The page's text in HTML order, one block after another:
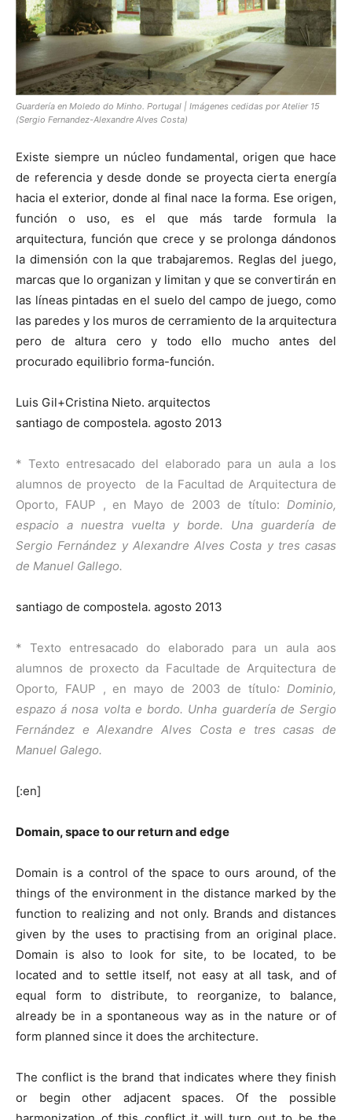
Guardería en Moledo do Minho. Portugal | Imágenes cedidas por Atelier 15
(Sergio Fernandez-Alexandre Alves Costa)
Existe siempre un núcleo fundamental, origen que hace
de referencia y desde donde se proyecta cierta energía
hacia el exterior, donde al final nace la forma. Ese origen,
función o uso, es el que más tarde formula la
arquitectura, función que crece y se prolonga dándonos
la dimensión con la que trabajaremos. Reglas del juego,
marcas que lo organizan y limitan y que se convertirán en
las líneas pintadas en el suelo del campo de juego, como
las paredes y los muros de cerramiento de la arquitectura
pero de altura cero y todo ello mucho antes del
procurado equilibrio forma-función.
Luis Gil+Cristina Nieto. arquitectos
santiago de compostela. agosto 2013
* Texto entresacado del elaborado para un aula a los
alumnos de proyecto de la Facultad de Arquitectura de
Oporto, FAUP , en Mayo de 2003 de título: Dominio,
espacio a nuestra vuelta y borde. Una guardería de
Sergio Fernández y Alexandre Alves Costa y tres casas
de Manuel Gallego.
santiago de compostela. agosto 2013
* Texto entresacado do elaborado para un aula aos
alumnos de proxecto da Facultade de Arquitectura de
Oporto, FAUP , en mayo de 2003 de título: Dominio,
espazo á nosa volta e bordo. Unha guardería de Sergio
Fernández e Alexandre Alves Costa e tres casas de
Manuel Galego.
[:en]
Domain, space to our return and edge
Domain is a control of the space to ours around, of the
things of the environment in the distance marked by the
function to realizing and not only. Brands and distances
given by the uses to practising from an original place.
Domain is also to look for site, to be located, to be
located and to settle itself, not easy at all task, and of
equal form to distribute, to reorganize, to balance,
already be in a spontaneous way as in the nature or of
form planned since it does the architecture.
The conflict is the brand that indicates where they finish
or begin other adjacent spaces. Of the possible